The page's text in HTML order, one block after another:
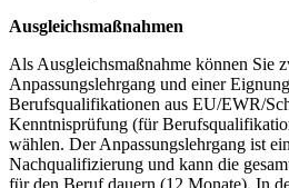
Ausgleichsmaßnahmen
Als Ausgleichsmaßnahme können Sie
Anpassungslehrgang und einer
Berufsqualifikationen aus EU/EWR/
Kenntnisprüfung (für
wählen. Der Anpassungslehrgang ist
Nachqualifizierung und kann die
für den Beruf dauern (12 Monate). In